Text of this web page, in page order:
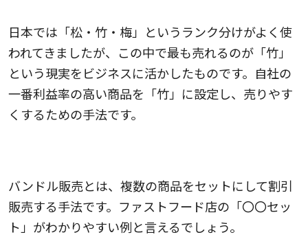
日本では「松・竹・梅」というランク分けがよく使
われてきましたが、この中で最も売れるのが「竹」
という現実をビジネスに活かしたものです。自社の
一番利益率の高い商品を「竹」に設定し、売りやす
くするための手法です。
バンドル販売とは、複数の商品をセットにして割引
販売する手法です。ファストフード店の「〇〇セッ
ト」がわかりやすい例と言えるでしょう。